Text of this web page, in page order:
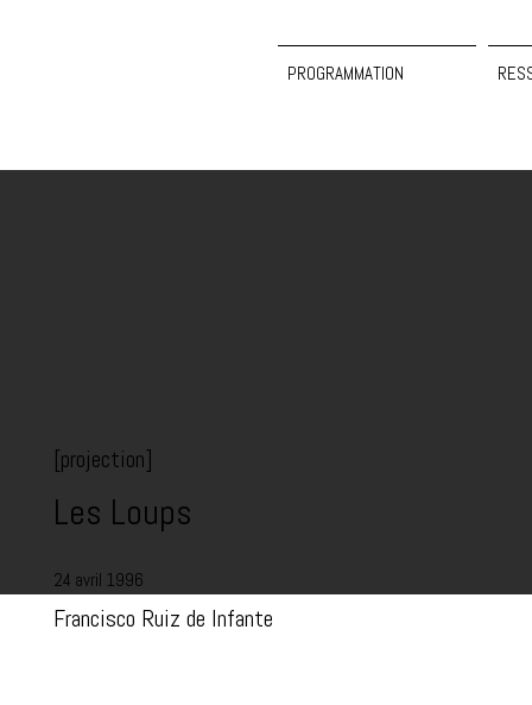
PROGRAMMATION
[projection]
Les Loups
24 avril 1996
Francisco Ruiz de Infante